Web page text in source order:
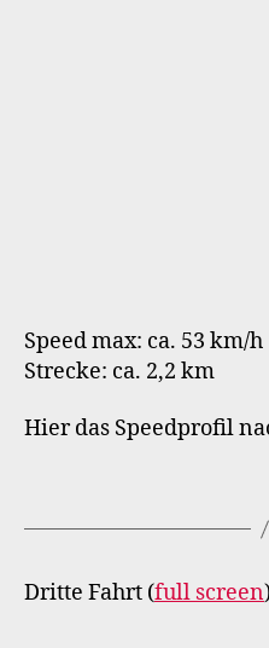
Speed max: ca. 53 km/h
Strecke: ca. 2,2 km
Hier das Speedprofil
Dritte Fahrt (full screen